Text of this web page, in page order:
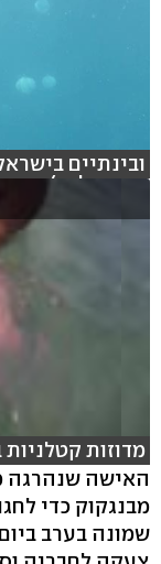
ובינתיים
אורן קליין)
מדוזות
האישה שנהרגה
מבנגקוק כדי
שמונה בערב